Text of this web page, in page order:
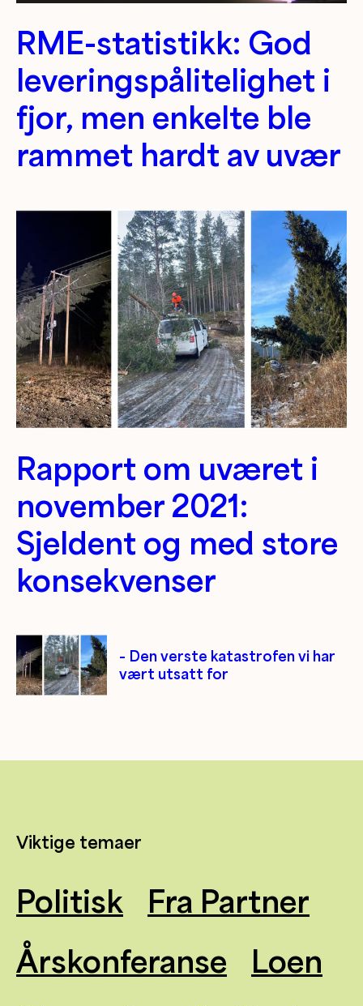
RME-statistikk: God
leveringspålitelighet i
fjor, men enkelte ble
rammet hardt av uvær
Rapport om uværet i
november 2021:
Sjeldent og med store
konsekvenser
– Den verste katastrofen vi har
vært utsatt for
Viktige temaer
Politisk
Fra Partner
Årskonferanse
Loen